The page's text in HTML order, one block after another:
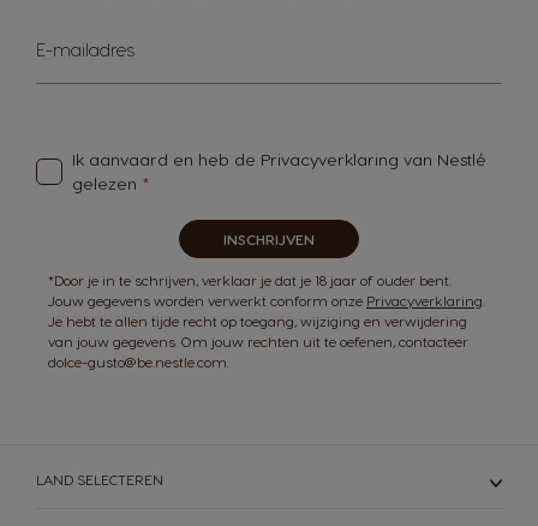
u
E-mailadres
Ik aanvaard en heb de Privacyverklaring van Nestlé
gelezen
INSCHRIJVEN
*Door je in te schrijven, verklaar je dat je 18 jaar of ouder bent.
Jouw gegevens worden verwerkt conform onze Privacyverklaring
Je hebt te allen tijde recht op toegang, wijziging en verwijdering
van jouw gegevens. Om jouw rechten uit te oefenen, contacteer
dolce-gusto@be.nestle.com.
LAND SELECTEREN